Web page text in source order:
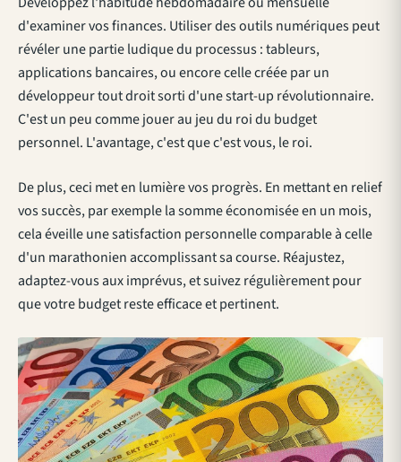
d'examiner vos finances. Utiliser des outils numériques peut
révéler une partie ludique du processus : tableurs,
applications bancaires, ou encore celle créée par un
développeur tout droit sorti d'une start-up révolutionnaire.
C'est un peu comme jouer au jeu du roi du budget
personnel. L'avantage, c'est que c'est vous, le roi.
De plus, ceci met en lumière vos progrès. En mettant en relief
vos succès, par exemple la somme économisée en un mois,
cela éveille une satisfaction personnelle comparable à celle
d'un marathonien accomplissant sa course. Réajustez,
adaptez-vous aux imprévus, et suivez régulièrement pour
que votre budget reste efficace et pertinent.